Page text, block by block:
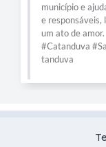
município e
e responsáveis,
um ato de amor.
#Catanduva
tanduva